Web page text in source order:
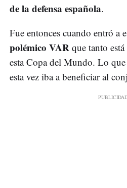
de la defensa española.
Fue entonces cuando entró a
polémico VAR que tanto
esta Copa del Mundo. Lo
esta vez iba a beneficiar al